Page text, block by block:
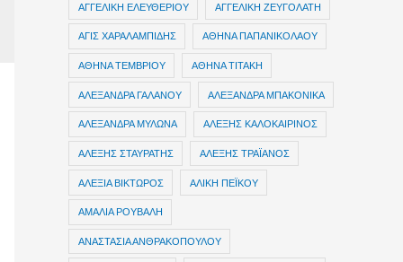
ΑΓΓΕΛΙΚΗ ΕΛΕΥΘΕΡΙΟΥ ΑΓΓΕΛΙΚΗ ΖΕΥΓΟΛΑΤΗ
ΑΓΙΣ ΧΑΡΑΛΑΜΠΙΔΗΣ ΑΘΗΝΑ ΠΑΠΑΝΙΚΟΛΑΟΥ
ΑΘΗΝΑ ΤΕΜΒΡΙΟΥ ΑΘΗΝΑ ΤΙΤΑΚΗ
ΑΛΕΞΑΝΔΡΑ ΓΑΛΑΝΟΥ ΑΛΕΞΑΝΔΡΑ ΜΠΑΚΟΝΙΚΑ
ΑΛΕΞΑΝΔΡΑ ΜΥΛΩΝΑ ΑΛΕΞΗΣ ΚΑΛΟΚΑΙΡΙΝΟΣ
ΑΛΕΞΗΣ ΣΤΑΥΡΑΤΗΣ ΑΛΕΞΗΣ ΤΡΑΪΑΝΟΣ
ΑΛΕΞΙΑ ΒΙΚΤΩΡΟΣ ΑΛΙΚΗ ΠΕΪΚΟΥ
ΑΜΑΛΙΑ ΡΟΥΒΑΛΗ
ΑΝΑΣΤΑΣΙΑ ΑΝΘΡΑΚΟΠΟΥΛΟΥ